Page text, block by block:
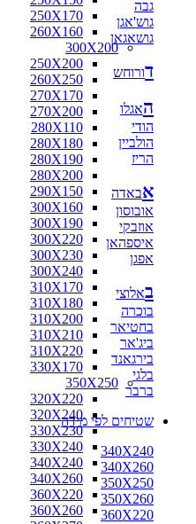
250X170
260X160
300X200
250X200
260X250
270X170
270X200
280X110
280X180
280X190
280X200
290X150
300X160
300X190
300X220
300X230
300X240
310X170
310X180
310X200
310X210
310X220
330X170
350X250
320X220
320X240
330X230
330X240
340X240
340X260
360X220
360X260
גבה
גוש'אגן
גושאגאן
דורוחש
האגלו
הודי
הולביין
הריז
אבאדה
אובוסון
אוזבקי
איספהאן
אפגן
באלוצי
בוכרה
בחטיאר
ביג'אר
בירגאנד
בלגי
ברבר
שטיחים לפי מידה
340X240
340X260
350X250
350X260
360X220